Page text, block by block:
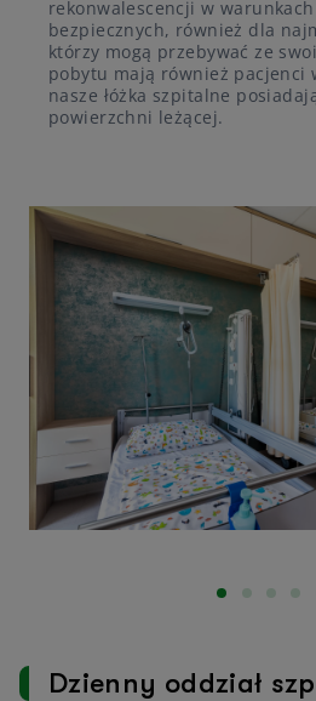
rekonwalescencji w
bezpiecznych, również dla
którzy mogą przebywać ze
pobytu mają również pacjenci
nasze łóżka szpitalne
powierzchni leżącej.
Dzienny oddział